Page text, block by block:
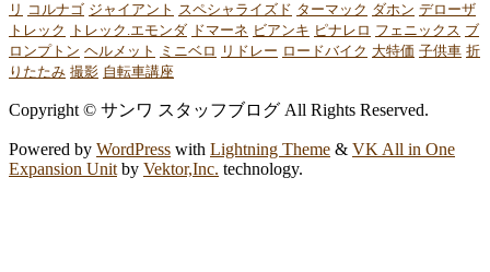
リ コルナゴ ジャイアント スペシャライズド ターマック ダホン デローザ
トレック
トレック.エモンダ ドマーネ ビアンキ ピナレロ フェニックス ブ
ロンプトン ヘルメット ミニベロ リドレー ロードバイク 大特価 子供車 折
りたたみ 撮影 自転車講座
Copyright © サンワ スタッフブログ All Rights Reserved.
Powered by WordPress with Lightning Theme & VK All in One
Expansion Unit by Vektor,Inc. technology.